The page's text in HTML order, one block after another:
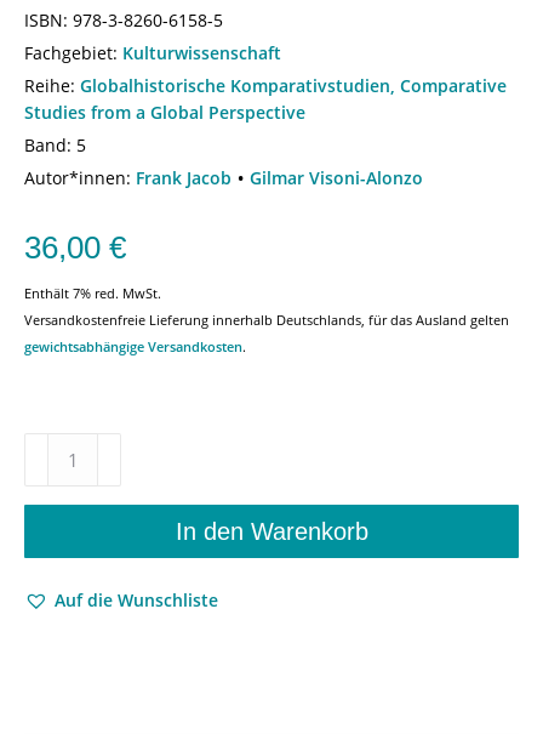
ISBN: 978-3-8260-6158-5
Fachgebiet: Kulturwissenschaft
Reihe: Globalhistorische Komparativstudien, Comparative
Studies from a Global Perspective
Band: 5
Autor*innen: Frank Jacob Gilmar Visoni-Alonzo
36,00 €
Enthält 7% red. MwSt.
Versandkostenfreie Lieferung innerhalb Deutschlands, für das Ausland gelten
gewichtsabhängige Versandkosten.
America's
–
and
In den Warenkorb
Auf die Wunschliste